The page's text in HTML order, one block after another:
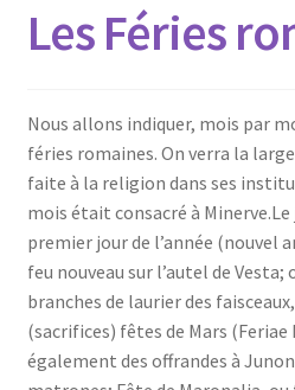
Les Féries
Nous allons indiquer, mois par
féries romaines. On verra la
faite à la religion dans ses
mois était consacré à Minerve.Le
premier jour de l’année (nouvel
feu nouveau sur l’autel de
branches de laurier des
(sacrifices) fêtes de Mars
également des offrandes à